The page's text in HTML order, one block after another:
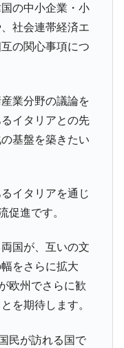
の中小企業・小
社会連帯経済エ
の関心事項につ
業分野の議論を
イタリアとの先
基盤を築きたい
イタリアを通じ
促進です。
国が、互いの文
をさらに拡大
欧州でさらに歓
を期待します。
民が訪れる国で